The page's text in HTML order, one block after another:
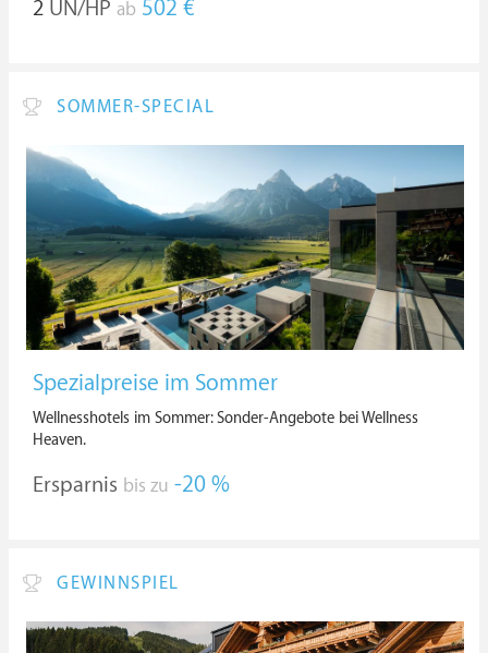
2 ÜN/HP ab 502 €
SOMMER-SPECIAL
Spezialpreise im Sommer
Wellnesshotels im Sommer: Sonder-Angebote bei Wellness
Heaven.
Ersparnis bis zu -20 %
GEWINNSPIEL